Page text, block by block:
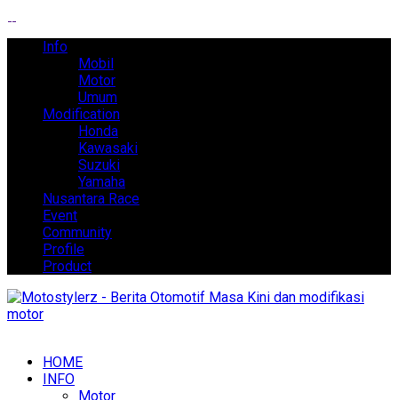
Info
Mobil
Motor
Umum
Modification
Honda
Kawasaki
Suzuki
Yamaha
Nusantara Race
Event
Community
Profile
Product
HOME
INFO
Motor